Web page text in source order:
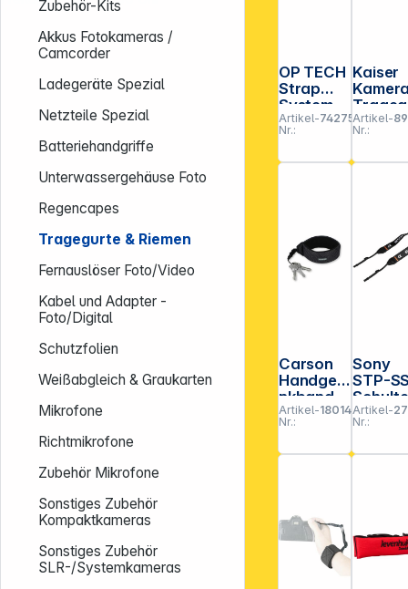
Zubehör-Kits
Akkus Fotokameras /
Camcorder
Ladegeräte Spezial
Netzteile Spezial
Batteriehandgriffe
Unterwassergehäuse Foto
Regencapes
Tragegurte & Riemen
Fernauslöser Foto/Video
Kabel und Adapter -
Foto/Digital
Schutzfolien
Weißabgleich & Graukarten
Mikrofone
Richtmikrofone
Zubehör Mikrofone
Sonstiges Zubehör
Kompaktkameras
Sonstiges Zubehör
SLR-/Systemkameras
OP TECH
Strap
System
Super
Classic-
Strap Pro
Loop
Artikel-
Nr.:
742754
Kaiser
Kamera
t Profi
Neopren
sch
Artikel-
Nr.:
Carson
Handgele
nkband
schwimm
end
Artikel-
Nr.:
180142
Sony
STP-
gurt für
Alpha
Artikel-
Nr.: